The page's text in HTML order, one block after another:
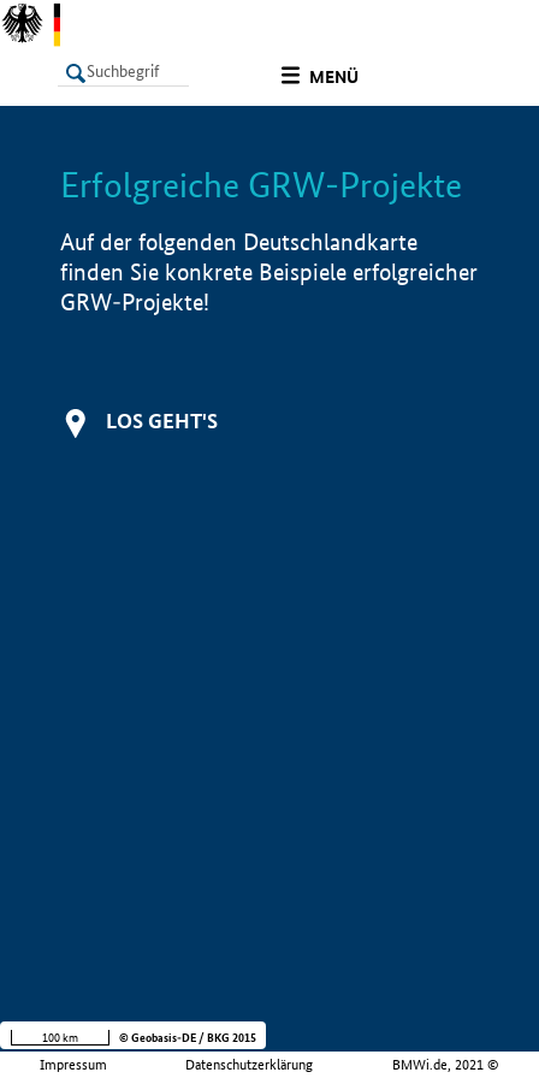
MENÜ
LISTE Info
Erfolgreiche GRW-Projekte
Auf der folgenden Deutschlandkarte
finden Sie konkrete Beispiele erfolgreicher
GRW-Projekte!
LOS GEHT'S
Impressum Datenschutzerklärung BMWi.de, 2021 ©
100 km © Geobasis-DE / BKG 2015